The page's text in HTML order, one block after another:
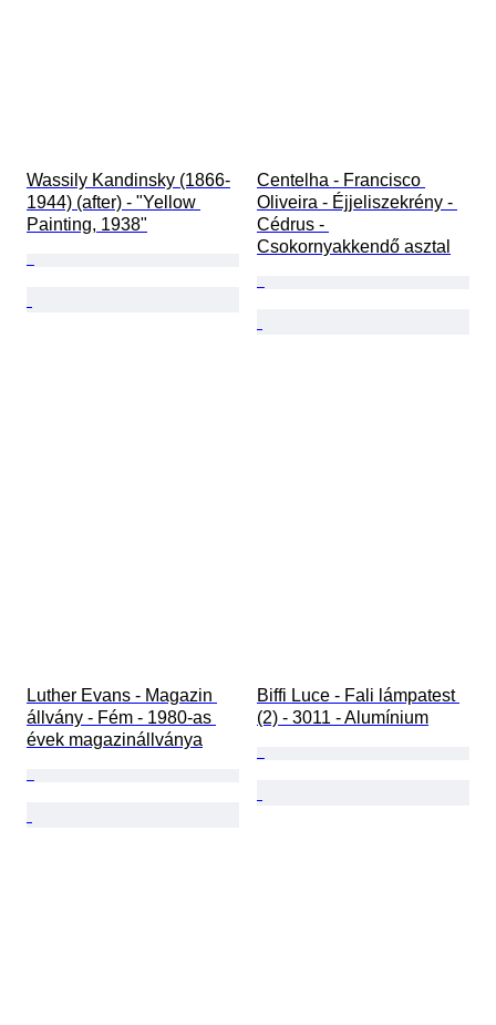
Wassily Kandinsky (1866-
1944) (after) - "Yellow
Painting, 1938"
Centelha - Francisco
Oliveira - Éjjeliszekrény -
Cédrus -
Csokornyakkendő asztal
Luther Evans - Magazin
állvány - Fém - 1980-as
évek magazinállványa
Biffi Luce - Fali lámpatest
(2) - 3011 - Alumínium